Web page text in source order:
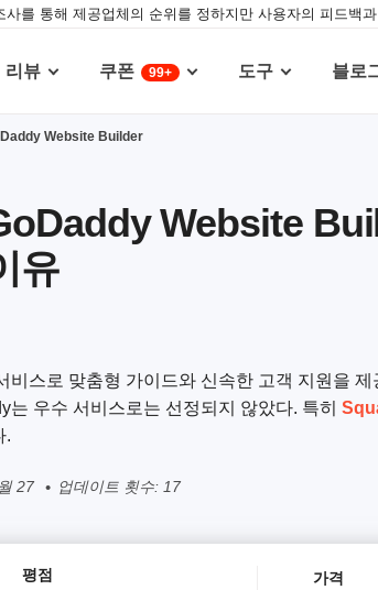
사를 통해 제공업체의 순위를 정하지만 사용자의 피드백
리뷰 쿠폰 99+ 도구 블로
Website Builder
Website
유
비스로 맞춤형 가이드와 신속한 고객 지원을
는 우수 서비스로는 선정되지 않았다. 특히
.
27 업데이트 횟수: 17
평점
가격